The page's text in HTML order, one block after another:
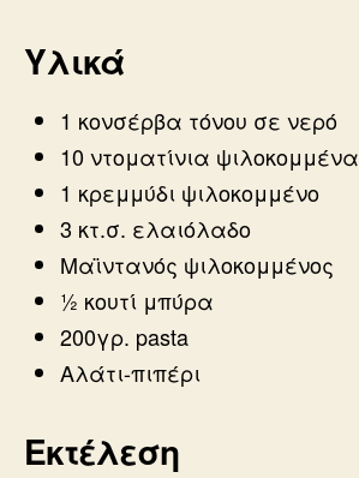
Υλικά
1 κονσέρβα τόνου σε νερό
10 ντοματίνια ψιλοκομμένα
1 κρεμμύδι ψιλοκομμένο
3 κτ.σ. ελαιόλαδο
Μαϊντανός ψιλοκομμένος
½ κουτί μπύρα
200γρ. pasta
Αλάτι-πιπέρι
Εκτέλεση